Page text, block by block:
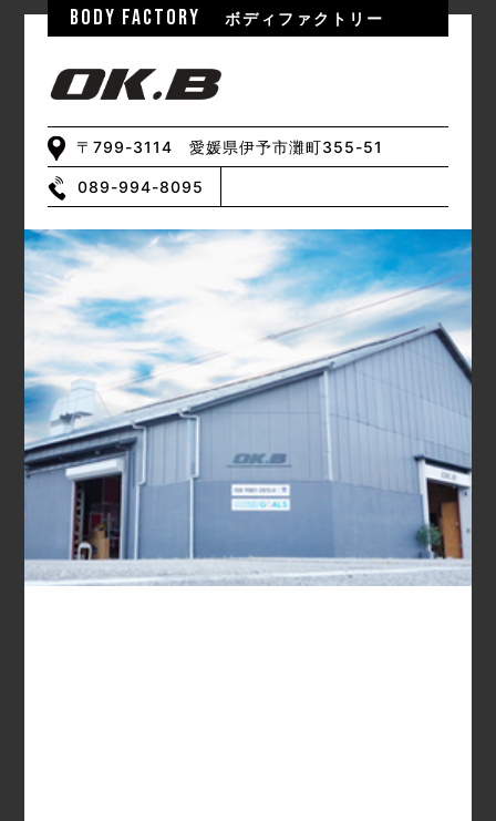
BODY FACTORY ボディファクトリー
〒799-3114 愛媛県伊予市灘町355-51
089-994-8095